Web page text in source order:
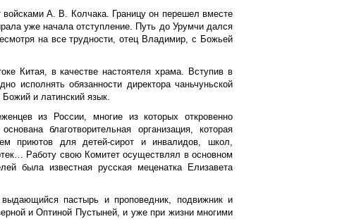
А. В. Колчака. Границу он перешел вместе
уже начала отступление. Путь до Урумчи дался
на все трудности, отец Владимир, с Божьей
Китая, в качестве настоятеля храма. Вступив в
исполнять обязанности директора чаньчуньской
и латинский язык.
из России, многие из которых откровенно
благотворительная организация, которая
приютов для детей-сирот и инвалидов, школ,
Работу свою Комитет осуществлял в основном
была известная русская меценатка Елизавета
пастырь и проповедник, подвижник и
и Оптиной Пустыней, и уже при жизни многими